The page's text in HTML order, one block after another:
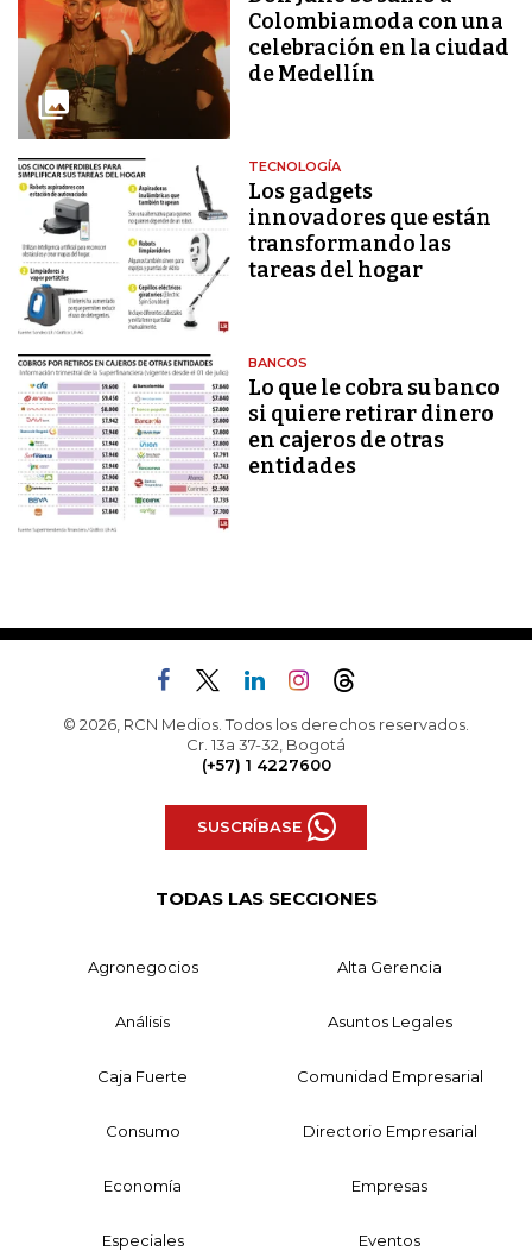
Colombiamoda con una
celebración en la ciudad
de Medellín
TECNOLOGÍA
Los gadgets
innovadores que están
transformando las
tareas del hogar
BANCOS
Lo que le cobra su banco
si quiere retirar dinero
en cajeros de otras
entidades
© 2026, RCN Medios. Todos los derechos reservados.
Cr. 13a 37-32, Bogotá
(+57) 1 4227600
SUSCRÍBASE
TODAS LAS SECCIONES
Agronegocios Alta Gerencia
Análisis Asuntos Legales
Caja Fuerte Comunidad Empresarial
Consumo Directorio Empresarial
Economía Empresas
Especiales Eventos